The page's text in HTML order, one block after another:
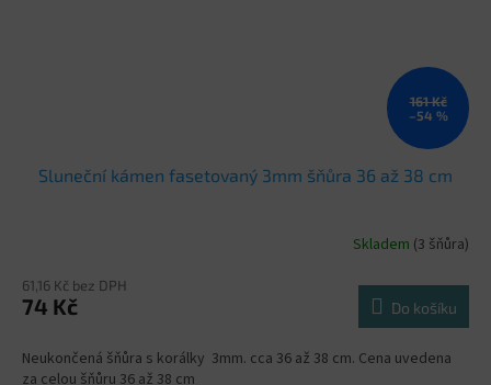
161 Kč
–54 %
Sluneční kámen fasetovaný 3mm šňůra 36 až 38 cm
Skladem (3 šňůra)
61,16 Kč bez DPH
74 Kč Do košíku
Neukončená šňůra s korálky 3mm. cca 36 až 38 cm. Cena uvedena
za celou šňůru 36 až 38 cm